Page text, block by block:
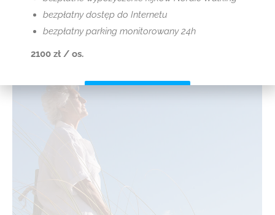
bezpłatny dostęp do Internetu
bezpłatny parking monitorowany 24h
2100 zł / os.